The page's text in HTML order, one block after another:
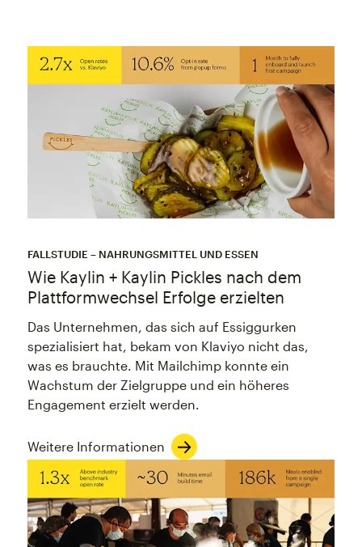
FALLSTUDIE – NAHRUNGSMITTEL UND ESSEN
Wie Kaylin + Kaylin Pickles nach dem
Plattformwechsel Erfolge erzielten
Das Unternehmen, das sich auf Essiggurken
spezialisiert hat, bekam von Klaviyo nicht das,
was es brauchte. Mit Mailchimp konnte ein
Wachstum der Zielgruppe und ein höheres
Engagement erzielt werden.
Weitere Informationen